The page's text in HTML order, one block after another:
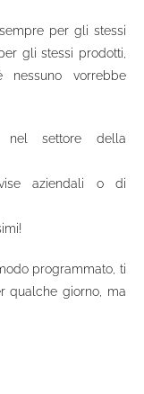
per gli stessi
gli stessi prodotti,
nessuno vorrebbe
nel settore della
aziendali o di
programmato, ti
qualche giorno, ma